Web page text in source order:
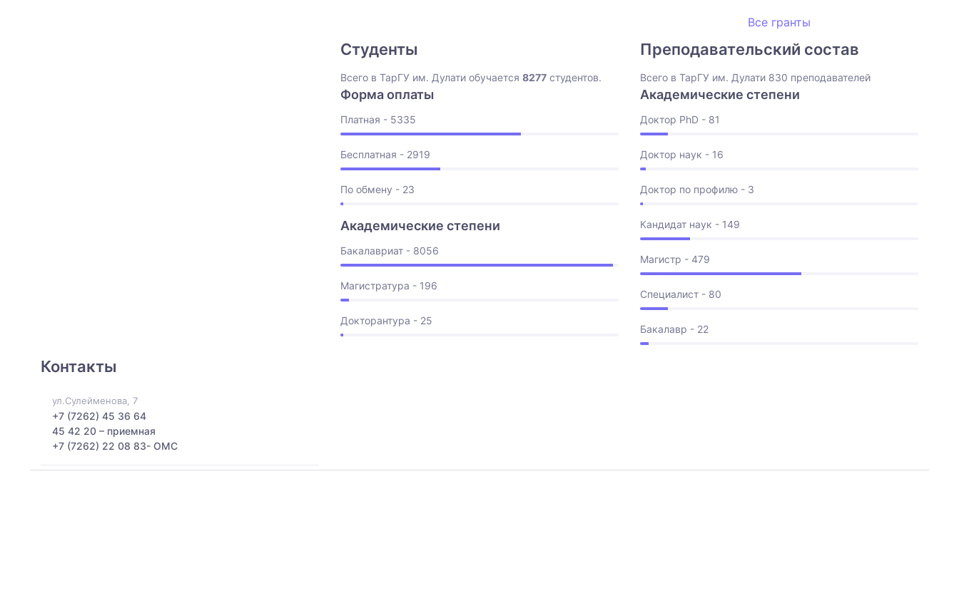
Все гранты
Студенты
Всего в ТарГУ им. Дулати обучается 8277студентов.
Форма оплаты
Платная - 5335
Бесплатная - 2919
По обмену - 23
Академические степени
Бакалавриат - 8056
Магистратура - 196
Докторантура - 25
Преподавательский состав
Всего в ТарГУ им. Дулати 830 преподавателей
Академические степени
Доктор PhD - 81
Доктор наук - 16
Доктор по профилю - 3
Кандидат наук - 149
Магистр - 479
Специалист - 80
Бакалавр - 22
Контакты
ул.Сулейменова, 7
+7 (7262) 45 36 64
45 42 20 – приемная
+7 (7262) 22 08 83- ОМС